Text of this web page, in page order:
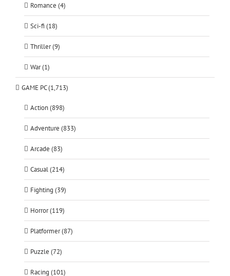
Romance (4)
Sci-fi (18)
Thriller (9)
War (1)
GAME PC (1,713)
Action (898)
Adventure (833)
Arcade (83)
Casual (214)
Fighting (39)
Horror (119)
Platformer (87)
Puzzle (72)
Racing (101)